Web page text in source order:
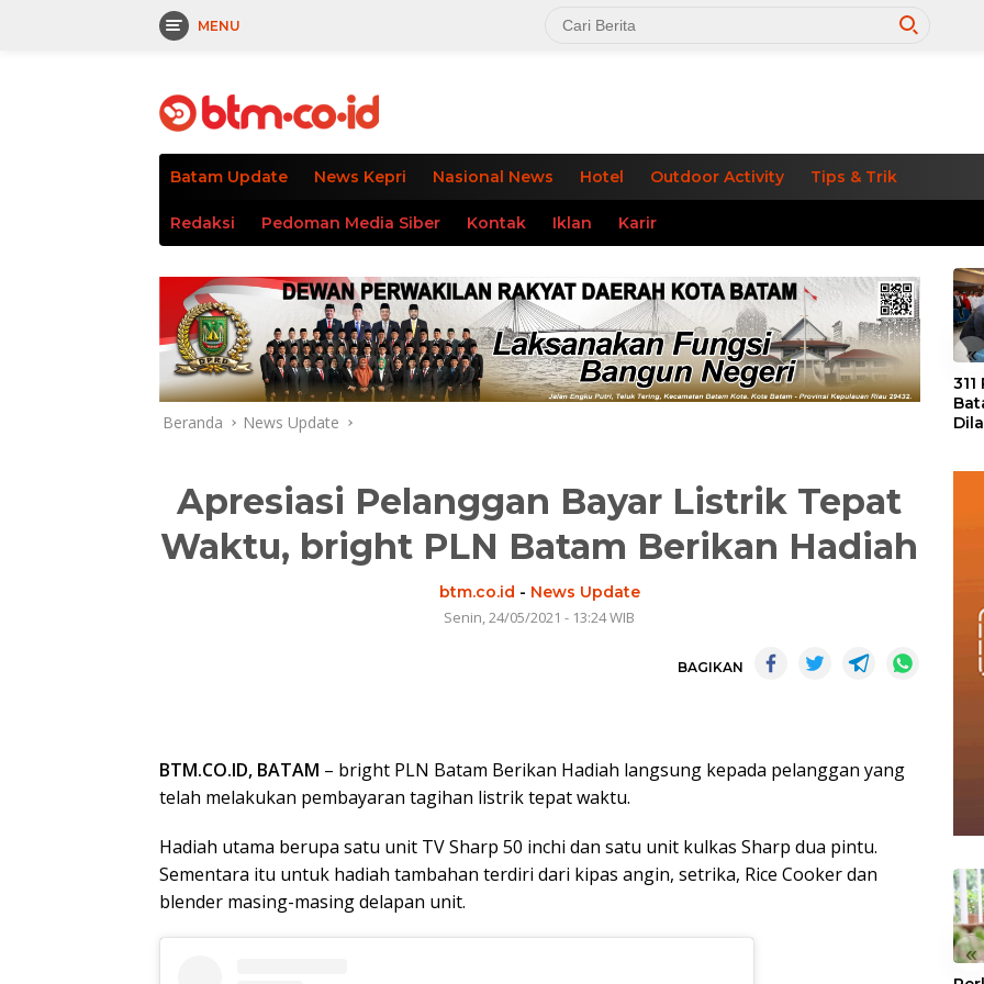
MENU
Batam Update News Kepri Nasional News Hotel Outdoor Activity Tips & Trik
Redaksi Pedoman Media Siber Kontak Iklan Karir
Beranda News Update
Apresiasi Pelanggan Bayar Listrik Tepat
Waktu, bright PLN Batam Berikan Hadiah
btm.co.id - News Update
Senin, 24/05/2021 - 13:24 WIB
BAGIKAN
BTM.CO.ID, BATAM – bright PLN Batam Berikan Hadiah langsung kepada pelanggan yang
telah melakukan pembayaran tagihan listrik tepat waktu.
Hadiah utama berupa satu unit TV Sharp 50 inchi dan satu unit kulkas Sharp dua pintu.
Sementara itu untuk hadiah tambahan terdiri dari kipas angin, setrika, Rice Cooker dan
blender masing-masing delapan unit.
«
«